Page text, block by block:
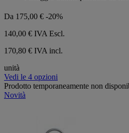
Da 175,00 € -20%
140,00 € IVA Escl.
170,80 € IVA incl.
unità
Vedi le 4 opzioni
Prodotto temporaneamente non
Novità